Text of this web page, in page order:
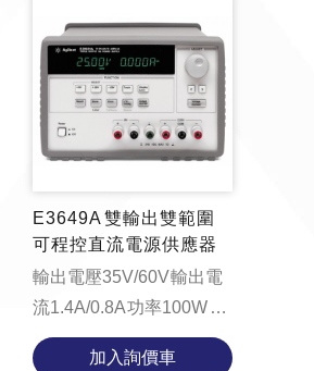
document....
E3649A 雙輸出雙範圍
可程控直流電源供應器
輸出電壓35V/60V 輸出電
流1.4A/0.8A 功率100W
function
加入詢價車